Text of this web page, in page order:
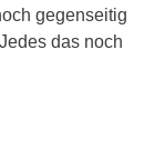
gegenseitig
das noch